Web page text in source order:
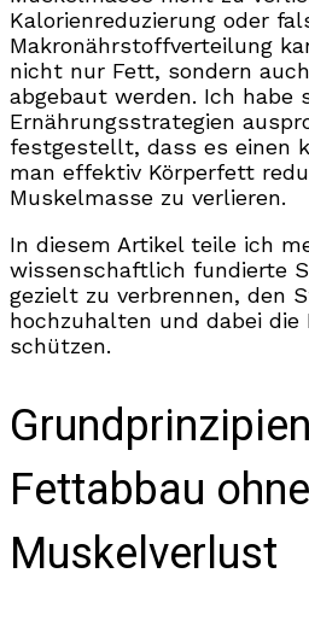
Kalorienreduzierung oder
Makronährstoffverteilung
nicht nur Fett, sondern
abgebaut werden. Ich habe
Ernährungsstrategien
festgestellt, dass es einen
man effektiv Körperfett
Muskelmasse zu verlieren.
In diesem Artikel teile ich
wissenschaftlich fundierte
gezielt zu verbrennen, den
hochzuhalten und dabei
schützen.
Fettabbau ohne
Muskelverlust